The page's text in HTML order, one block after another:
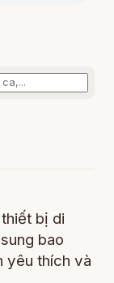
bị di
bao
yêu thích và